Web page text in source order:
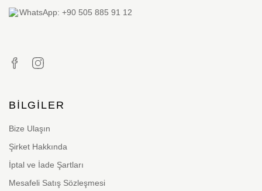
WhatsApp: +90 505 885 91 12
BILGILER
Bize Ulaşın
Şirket Hakkında
İptal ve İade Şartları
Mesafeli Satış Sözleşmesi